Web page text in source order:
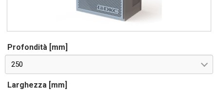
Profondità [mm]
250
Larghezza [mm]